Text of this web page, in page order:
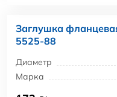
Заглушка
5525-88
Диаметр
Марка